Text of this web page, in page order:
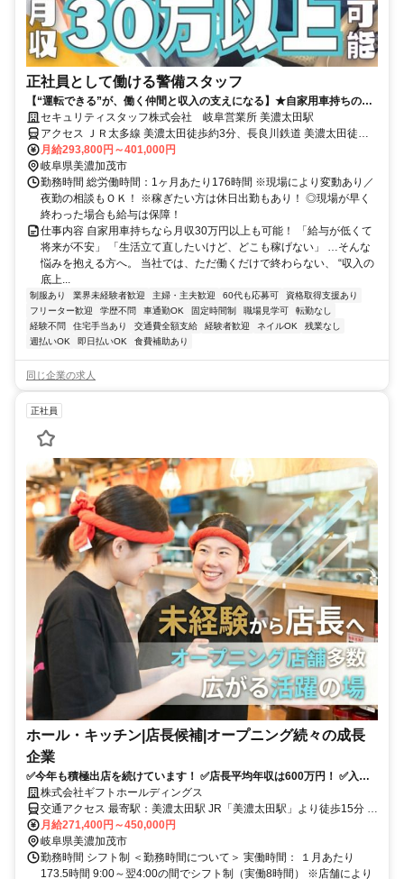
正社員として働ける警備スタッフ
【“運転できる”が、働く仲間と収入の支えになる】★自家用車持ちの
方、必見★月収30万円超えも現実に★
セキュリティスタッフ株式会社 岐阜営業所 美濃太田駅
アクセス ＪＲ太多線 美濃太田徒歩約3分、長良川鉄道 美濃太田徒歩
約3分、ＪＲ高山本線 美濃太田徒歩約3分 通勤可能な方→直行直帰可
月給293,800円～401,000円
岐阜県美濃加茂市
勤務時間 総労働時間：1ヶ月あたり176時間 ※現場により変動あり／
夜勤の相談もＯＫ！ ※稼ぎたい方は休日出勤もあり！ ◎現場が早く
終わった場合も給与は保障！
仕事内容 自家用車持ちなら月収30万円以上も可能！ 「給与が低くて
将来が不安」 「生活立て直したいけど、どこも稼げない」 …そんな
悩みを抱える方へ。 当社では、ただ働くだけで終わらない、 “収入の
底上...
制服あり 業界未経験者歓迎 主婦・主夫歓迎 60代も応募可
資格取得支援あり
フリーター歓迎
学歴不問 車通勤OK 固定時間制 職場見学可
転勤なし
経験不問
住宅手当あり 交通費全額支給 経験者歓迎 ネイルOK
残業なし
週払いOK
即日払いOK 食費補助あり
同じ企業の求人
正社員
ホール・キッチン|店長候補|オープニング続々の成長
企業
✅️今年も積極出店を続けています！ ✅️店長平均年収は600万円！ ✅️入社3
年で年収800万円も目指せます…！
株式会社ギフトホールディングス
交通アクセス 最寄駅：美濃太田駅 JR「美濃太田駅」より徒歩15分 ※
実際の配属店舗はご希望・人員状況により決定します（初任地を考慮
いたします）。 ※全国展開のため、将来的に転勤がある場合があり
ます。
月給271,400円～450,000円
岐阜県美濃加茂市
勤務時間 シフト制 ＜勤務時間について＞ 実働時間： １月あたり
173.5時間 9:00～翌4:00の間でシフト制（実働8時間） ※店舗により